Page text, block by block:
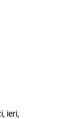
ieri,